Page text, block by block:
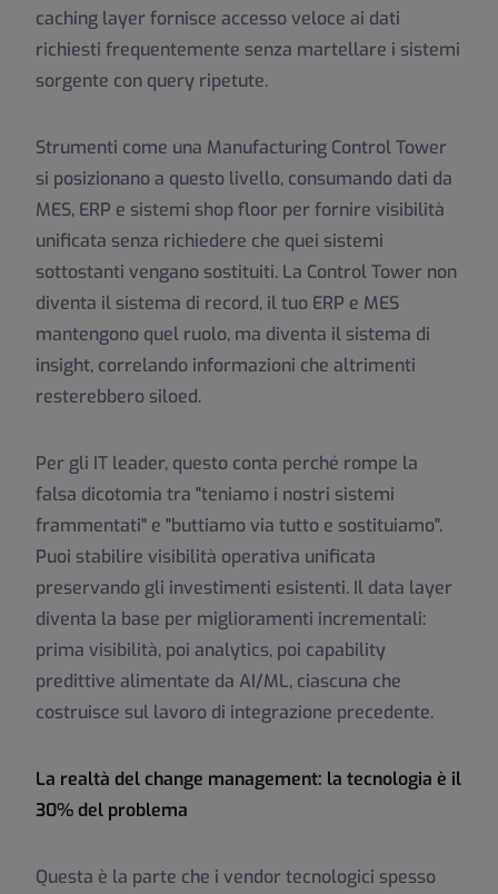
caching layer fornisce accesso veloce ai dati
richiesti frequentemente senza martellare i sistemi
sorgente con query ripetute.
Strumenti come una Manufacturing Control Tower
si posizionano a questo livello, consumando dati da
MES, ERP e sistemi shop floor per fornire visibilità
unificata senza richiedere che quei sistemi
sottostanti vengano sostituiti. La Control Tower non
diventa il sistema di record, il tuo ERP e MES
mantengono quel ruolo, ma diventa il sistema di
insight, correlando informazioni che altrimenti
resterebbero siloed.
Per gli IT leader, questo conta perché rompe la
falsa dicotomia tra "teniamo i nostri sistemi
frammentati" e "buttiamo via tutto e sostituiamo".
Puoi stabilire visibilità operativa unificata
preservando gli investimenti esistenti. Il data layer
diventa la base per miglioramenti incrementali:
prima visibilità, poi analytics, poi capability
predittive alimentate da AI/ML, ciascuna che
costruisce sul lavoro di integrazione precedente.
La realtà del change management: la tecnologia è il
30% del problema
Questa è la parte che i vendor tecnologici spesso